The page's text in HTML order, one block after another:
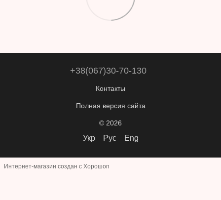
+38(067)30-70-130
Контакты
Полная версия сайта
© 2026
Укр Рус Eng
Интернет-магазин создан с Хорошоп